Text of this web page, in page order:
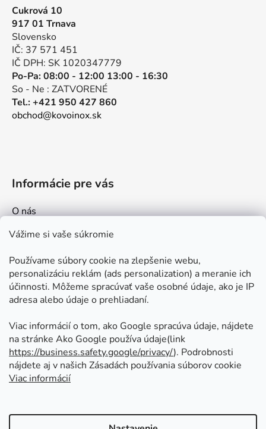
Vážime si vaše súkromie
Používame súbory cookie na zlepšenie webu,
personalizáciu reklám (ads personalization) a meranie ich
účinnosti. Môžeme spracúvať vaše osobné údaje, ako je IP
adresa alebo údaje o prehliadaní.
Viac informácií o tom, ako Google spracúva údaje, nájdete
na stránke Ako Google používa údaje(link
https://business.safety.google/privacy/⁩). Podrobnosti
nájdete aj v našich Zásadách používania súborov cookie
Viac informácií
Cukrová 10
917 01 Trnava
Slovensko
IČ: 37 571 451
IČ DPH: SK 1020347779
Po-Pa: 08:00 - 12:00 13:00 - 16:30
So - Ne : ZATVORENÉ
Tel.: +421 950 427 860
obchod@kovoinox.sk
Informácie pre vás
O nás
Kontakt
Ako nakupovať
Obchodné podmienky
Ochrana osobných údajov
Odstúpenie od zmluvy
Prijímame online platby